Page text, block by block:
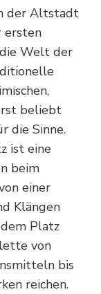
der Altstadt
ersten
Welt der
beliebt
die Sinne.
ist eine
beim
einer
Klängen
Platz
von
bis
reichen.